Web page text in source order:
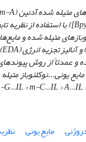
متیله شده آدنین (m-A
])با استفاده از نظریه
متیله شده و
وآنالیز تجزیه انرژی(EDA)
و عمدتاً از روش
یونی...نوکلئوباز
G…IL > m-C…IL > A…IL
مایع یونی